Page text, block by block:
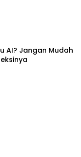
AI? Jangan Mudah